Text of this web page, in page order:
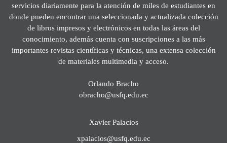
servicios diariamente para la atención de miles de estudiantes en
donde pueden encontrar una seleccionada y actualizada colección
de libros impresos y electrónicos en todas las áreas del
conocimiento, además cuenta con suscripciones a las más
importantes revistas científicas y técnicas, una extensa colección
de materiales multimedia y acceso.
Orlando Bracho
obracho@usfq.edu.ec
Xavier Palacios
xpalacios@usfq.edu.ec